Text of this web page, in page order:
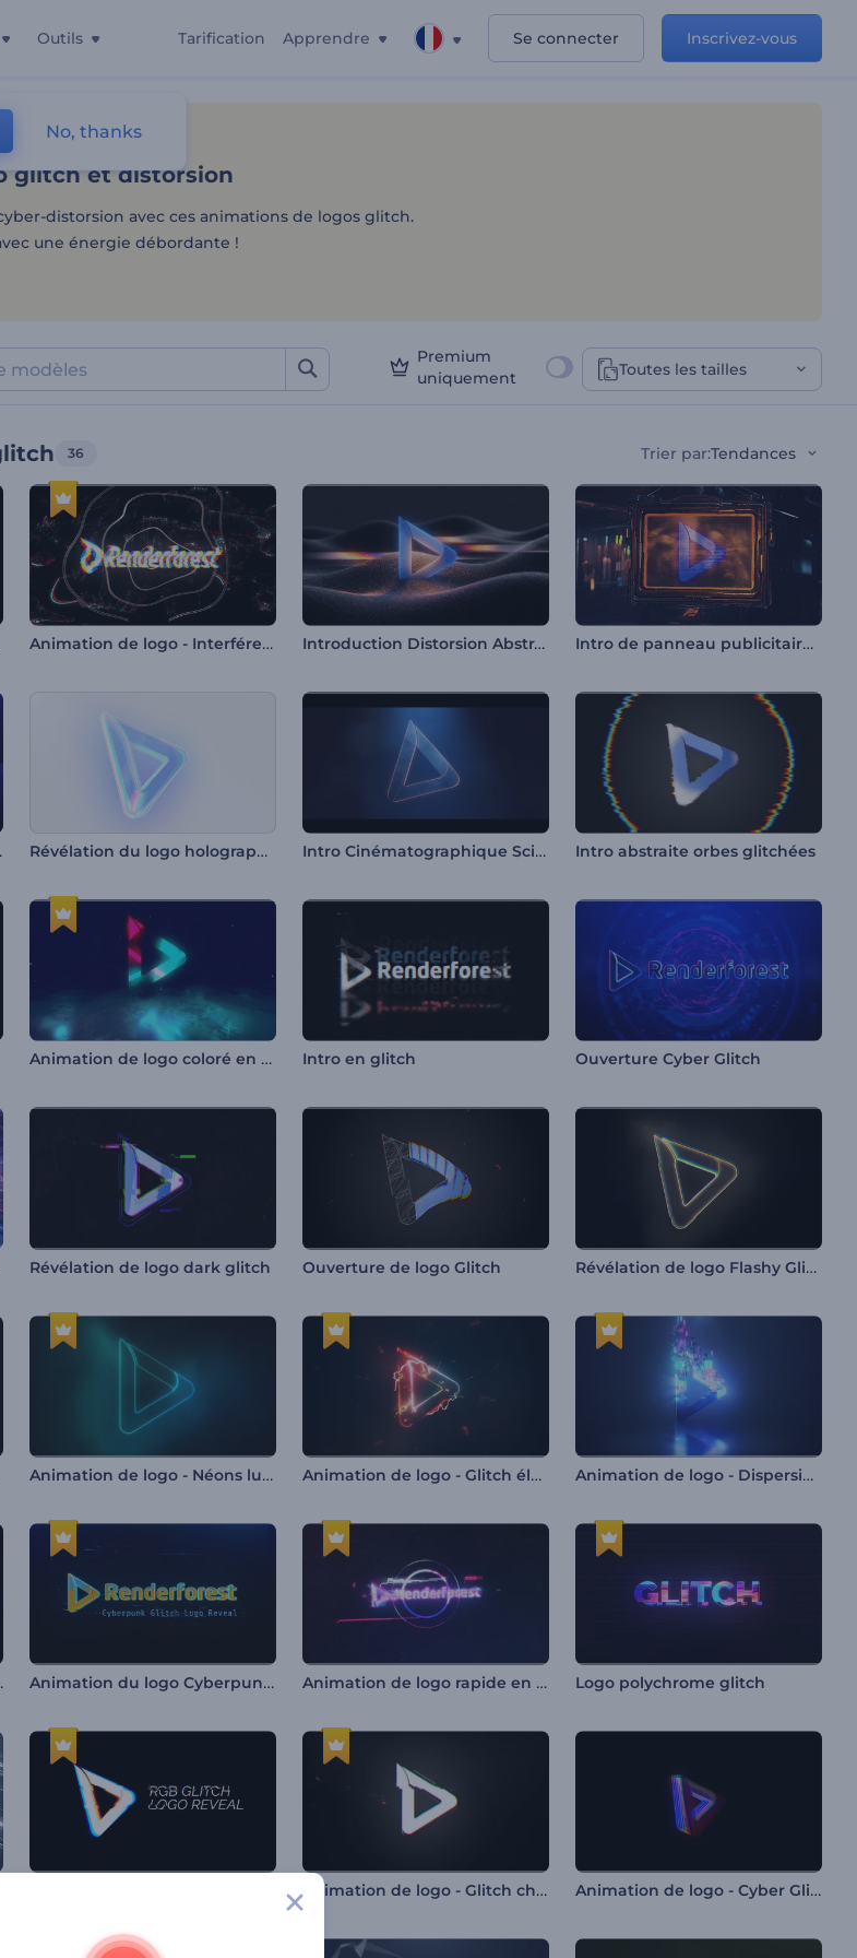
Outils Tarification Apprendre Se connecter Inscrivez-vous
glitch et distorsion
Animations De Logo Glitch
glitch et distorsion
distorsion avec ces animations de logos glitch.
une énergie débordante !
Premium
uniquement
Toutes les tailles
36 Trier par:Tendances
Animation de logo - Interférence glitch Introduction Distorsion Abstrait Intro de panneau publicitaire cyberpunk
Révélation du logo holographique Intro Cinématographique Scintillante Intro abstraite orbes glitchées
Animation de logo coloré en glitch Intro en glitch Ouverture Cyber Glitch
Révélation de logo dark glitch Ouverture de logo Glitch Révélation de logo Flashy Glitch
Animation de logo - Néons lumineux Animation de logo - Glitch électrique Animation de logo - Dispersion éclatante
glitch Animation du logo Cyberpunk glitch Animation de logo rapide en glitch Logo polychrome glitch
Animation de logo - Glitch chromatique Animation de logo - Cyber Glitch
No, thanks